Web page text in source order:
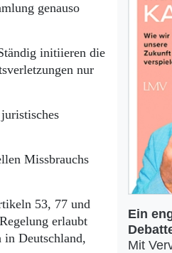
genauso
initiieren die
nur
Missbrauchs
53, 77 und
erlaubt
in Deutschland,
Ein
Mit